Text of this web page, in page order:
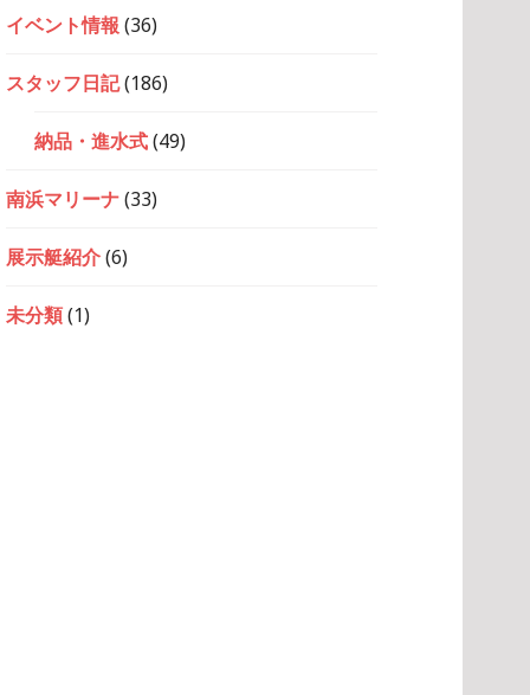
イベント情報 (36)
スタッフ日記(186)
納品・進水式(49)
南浜マリーナ(33)
展示艇紹介(6)
未分類(1)